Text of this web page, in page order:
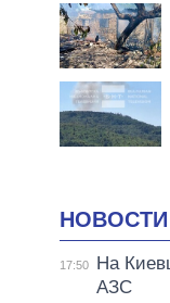
НОВОСТИ
17:50
На
АЗС